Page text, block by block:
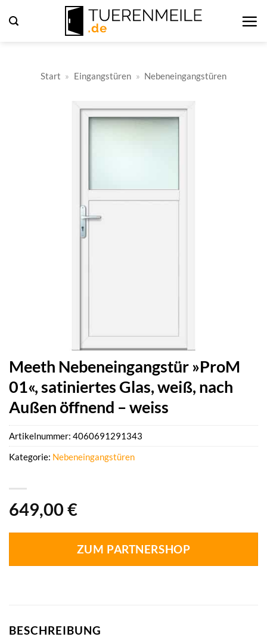
Inhalt
Start » Eingangstüren » Nebeneingangstüren
Meeth Nebeneingangstür »ProM
01«, satiniertes Glas, weiß, nach
Außen öffnend – weiss
649,00 €
ZUM PARTNERSHOP
Artikelnummer: 4060691291343
Kategorie: Nebeneingangstüren
BESCHREIBUNG